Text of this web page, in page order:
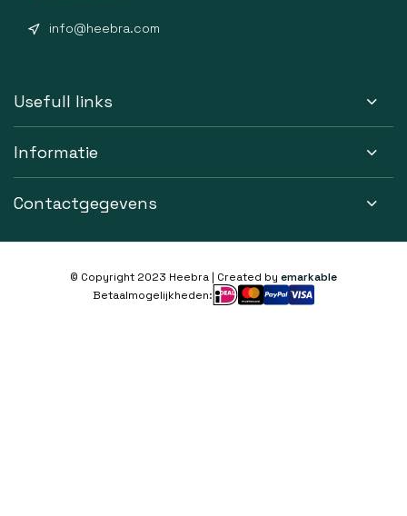
info@heebra.com
Usefull links
Informatie
Contactgegevens
© Copyright 2023 Heebra | Created by emarkable
Betaalmogelijkheden: